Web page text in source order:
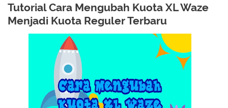
Tutorial Cara Mengubah Kuota XL Waze
Menjadi Kuota Reguler Terbaru